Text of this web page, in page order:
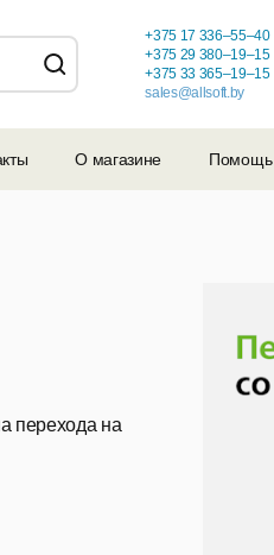
+375 17 336–55–40
+375 29 380–19–15
+375 33 365–19–15
sales@allsoft.by
О магазине Помощь
перехода на